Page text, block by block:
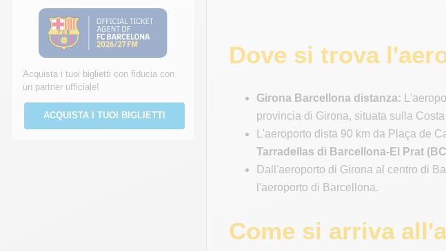
Dove si trova
Girona Barcellona distanza:
provincia di Girona, situata sulla
L'aeroporto dista 90 km da Plaça de
Tarradellas di Barcellona-El Prat
Dall'aeroporto di Girona al centro di
l'aeroporto di Barcellona.
Come si arriva
Acquista i tuoi biglietti con fiducia con
un partner ufficiale!
ACQUISTA I TUOI BIGLIETTI